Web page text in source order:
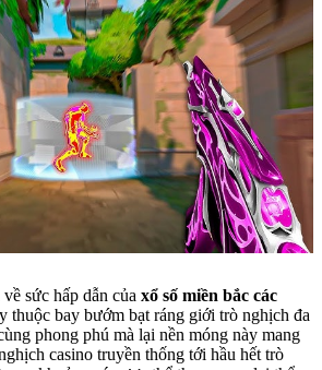
sức hấp dẫn của xổ số miền bắc các
thuộc bay bướm bạt ráng giới trò nghịch đa
phong phú mà lại nền móng này mang
casino truyền thống tới hầu hết trò